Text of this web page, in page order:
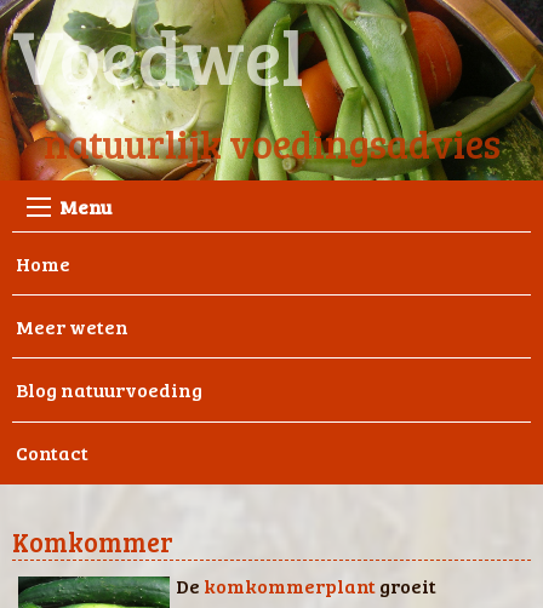
Voedwel
natuurlijk voedingsadvies
Menu
Home
Meer weten
Blog natuurvoeding
Contact
Komkommer
De komkommerplantgroeit